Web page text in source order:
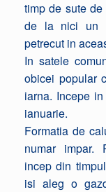
timp de sute
de la nici un
petrecut in
In satele
obicei popular
iarna. Incepe
ianuarie.
Formatia de
numar impar.
incep din
isi aleg o